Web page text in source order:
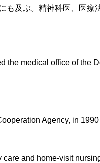
及ぶ。精神科医、医療
the medical office of the
Agency, in
and home-visit